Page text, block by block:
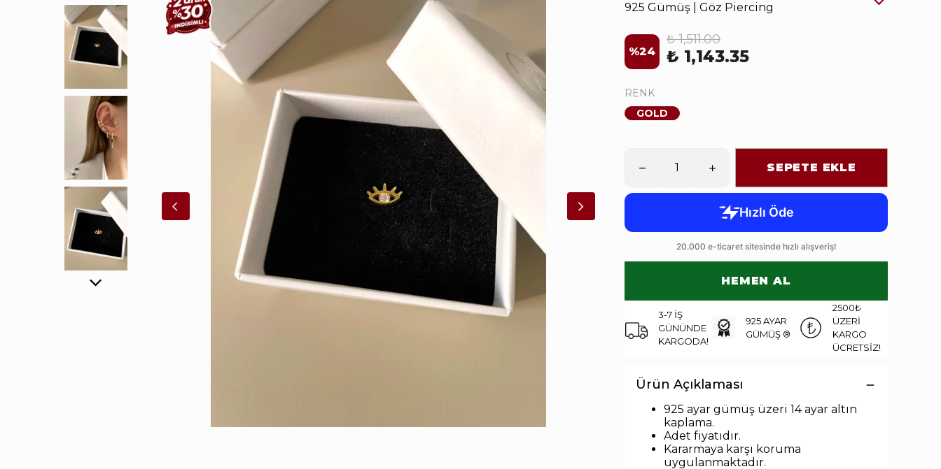
925 Gümüş | Göz Piercing
%24
₺ 1,511.00
₺ 1,143.35
RENK
GOLD
SEPETE EKLE
HEMEN AL
3-7 İŞ
GÜNÜNDE
KARGODA!
925 AYAR
GÜMÜŞ ®
2500₺
ÜZERİ
KARGO
ÜCRETSİZ!
Ürün Açıklaması
925 ayar gümüş üzeri 14 ayar altın
kaplama.
Adet fiyatıdır.
Kararmaya karşı koruma
uygulanmaktadır.